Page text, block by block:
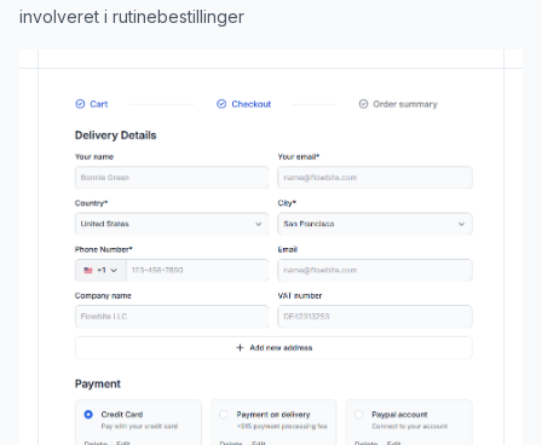
involveret i rutinebestillinger